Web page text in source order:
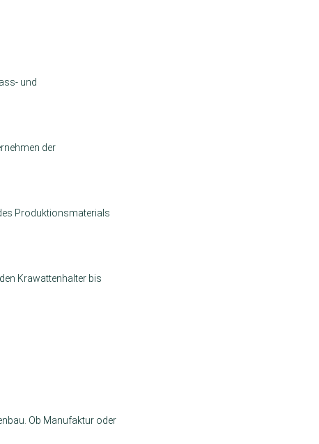
und
der
Produktionsmaterials
Krawattenhalter bis
Ob Manufaktur oder